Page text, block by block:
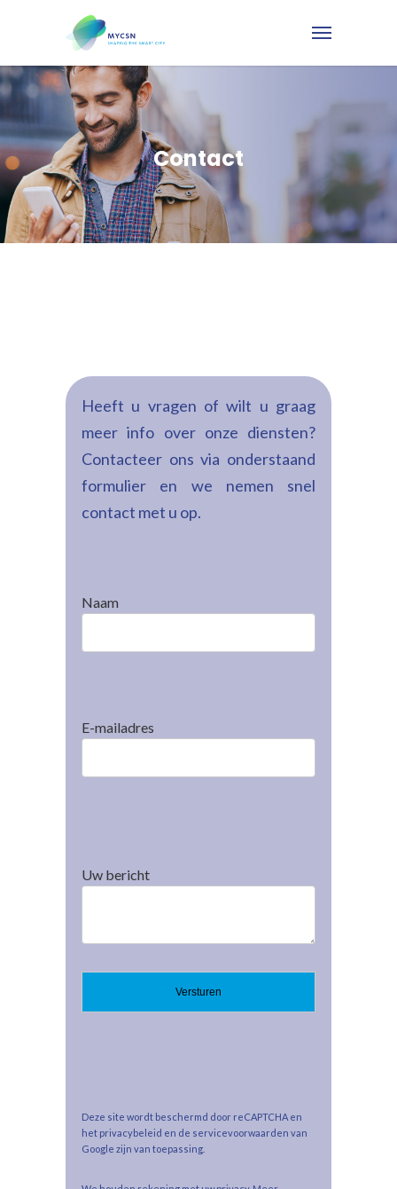
Contact
Heeft u vragen of wilt u graag
meer info over onze diensten?
Contacteer ons via onderstaand
formulier en we nemen snel
contact met u op.
Naam
E-mailadres
Uw bericht
Deze site wordt beschermd door reCAPTCHA en
het privacybeleid en de servicevoorwaarden van
Google zijn van toepassing.